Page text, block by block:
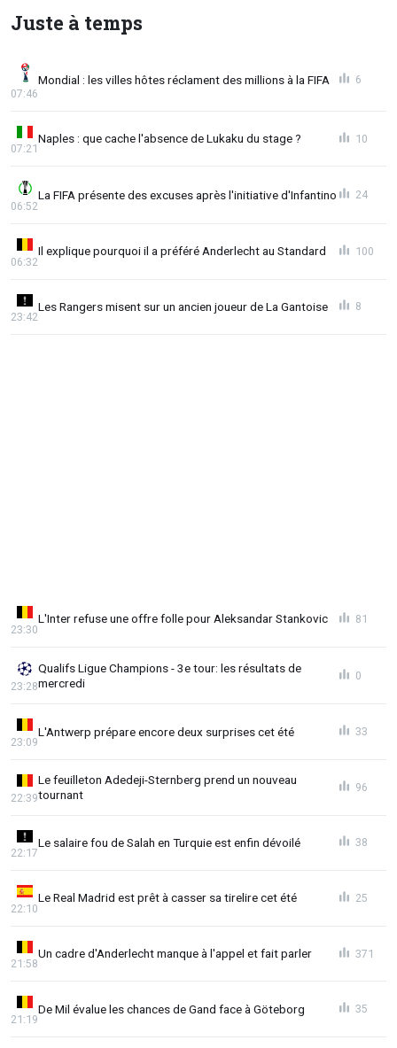
Juste à temps
Mondial : les villes hôtes réclament des millions à la FIFA
07:46
6
Naples : que cache l'absence de Lukaku du stage ?
07:21
10
La FIFA présente des excuses après l'initiative d'Infantino
06:52
24
Il explique pourquoi il a préféré Anderlecht au Standard
06:32
100
Les Rangers misent sur un ancien joueur de La Gantoise
23:42
8
L'Inter refuse une offre folle pour Aleksandar Stankovic
23:30
81
Qualifs Ligue Champions - 3e tour: les résultats de
mercredi
23:28
0
L'Antwerp prépare encore deux surprises cet été
23:09
33
Le feuilleton Adedeji-Sternberg prend un nouveau
tournant
22:39
96
Le salaire fou de Salah en Turquie est enfin dévoilé
22:17
38
Le Real Madrid est prêt à casser sa tirelire cet été
22:10
25
Un cadre d'Anderlecht manque à l'appel et fait parler
21:58
371
De Mil évalue les chances de Gand face à Göteborg
21:19
35